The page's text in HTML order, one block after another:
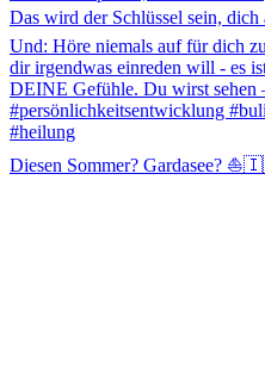
Diesen Sommer? Gardasee?